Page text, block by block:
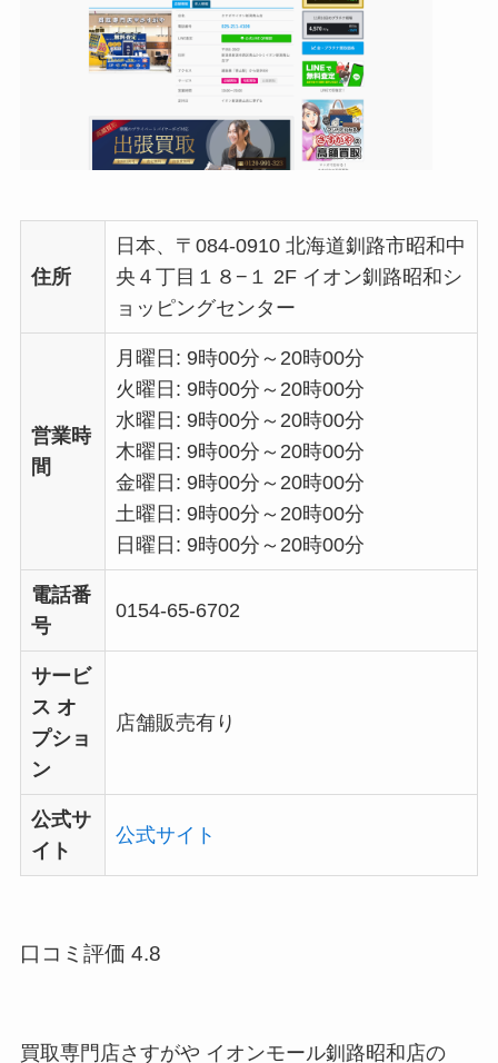
住所
日本、〒084-0910 北海道釧路市昭和中
央４丁目１８−１ 2F イオン釧路昭和シ
ョッピングセンター
営業時
間
月曜日: 9時00分～20時00分
火曜日: 9時00分～20時00分
水曜日: 9時00分～20時00分
木曜日: 9時00分～20時00分
金曜日: 9時00分～20時00分
土曜日: 9時00分～20時00分
日曜日: 9時00分～20時00分
電話番
号
0154-65-6702
サービ
ス オ
プショ
ン
店舗販売有り
公式サ
イト
公式サイト
口コミ評価 4.8
買取専門店さすがや イオンモール釧路昭和店の